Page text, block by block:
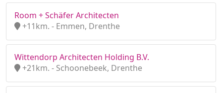
Room + Schäfer Architecten
+11km. - Emmen, Drenthe
Wittendorp Architecten Holding B.V.
+21km. - Schoonebeek, Drenthe